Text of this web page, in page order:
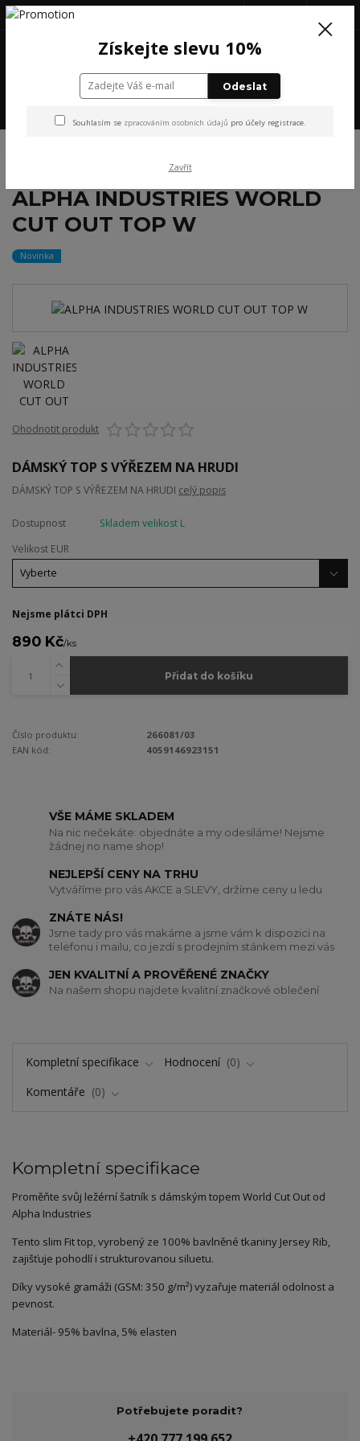
+420 777 199 652
ALPHA INDUSTRIES WORLD
CUT OUT TOP W
Novinka
Ohodnotit produkt
DÁMSKÝ TOP S VÝŘEZEM NA HRUDI
DÁMSKÝ TOP S VÝŘEZEM NA HRUDI celý popis
Dostupnost
Skladem velikost L
Velikost EUR
Nejsme plátci DPH
890 Kč/ks
Přidat do košíku
Číslo produktu:
266081/03
EAN kód:
4059146923151
VŠE MÁME SKLADEM
Na nic nečekáte: objednáte a my odesíláme! Nejsme
žádnej no name shop!
NEJLEPŠÍ CENY NA TRHU
Vytváříme pro vás AKCE a SLEVY, držíme ceny u ledu
ZNÁTE NÁS!
Jsme tady pro vás makáme a jsme vám k dispozici na
telefonu i mailu, co jezdí s prodejním stánkem mezi vás
JEN KVALITNÍ A PROVĚŘENÉ ZNAČKY
Na našem shopu najdete kvalitní značkové oblečení
Kompletní specifikace Hodnocení
0
Komentáře
0
Kompletní specifikace
Proměňte svůj ležérní šatník s dámským topem World Cut Out od
Alpha Industries
Tento slim Fit top, vyrobený ze 100% bavlněné tkaniny Jersey Rib,
zajišťuje pohodlí i strukturovanou siluetu.
Díky vysoké gramáži (GSM: 350 g/m²) vyzařuje materiál odolnost a
pevnost.
Materiál- 95% bavlna, 5% elasten
Potřebujete poradit?
Získejte slevu 10%
Odeslat
Souhlasím se zpracováním osobních údajů pro účely registrace.
Zavřít